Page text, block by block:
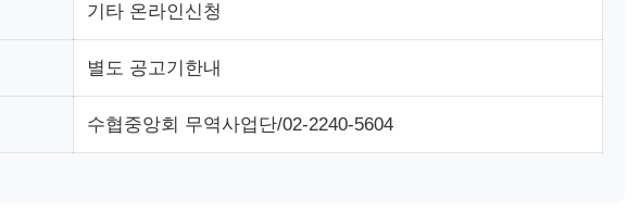
기타 온라인신청
별도 공고기한내
수협중앙회 무역사업단/02-2240-5604